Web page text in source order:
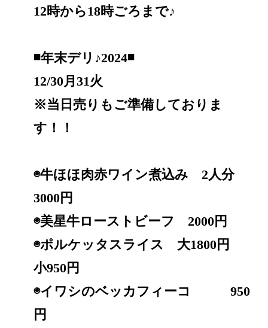
12時から18時ごろまで♪
◾️年末デリ♪2024◾️
12/30月31火
※当日売りもご準備しておりま
す！！
◉牛ほほ肉赤ワイン煮込み 2人分
3000円
◉美星牛ローストビーフ 2000円
◉ポルケッタスライス 大1800円
小950円
◉イワシのベッカフィーコ 950
円